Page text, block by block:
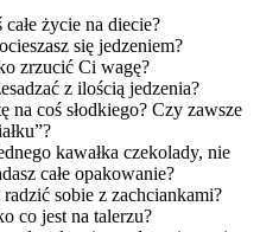
życie na diecie?
się jedzeniem?
zrzucić Ci wagę?
z ilością jedzenia?
na coś słodkiego? Czy zawsze
kawałka czekolady, nie
całe opakowanie?
sobie z zachciankami?
co jest na talerzu?